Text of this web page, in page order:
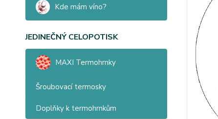
Kde mám víno?
JEDINEČNÝ CELOPOTISK
MAXI Termohrnky
Šroubovací termosky
Doplňky k termohrnkům